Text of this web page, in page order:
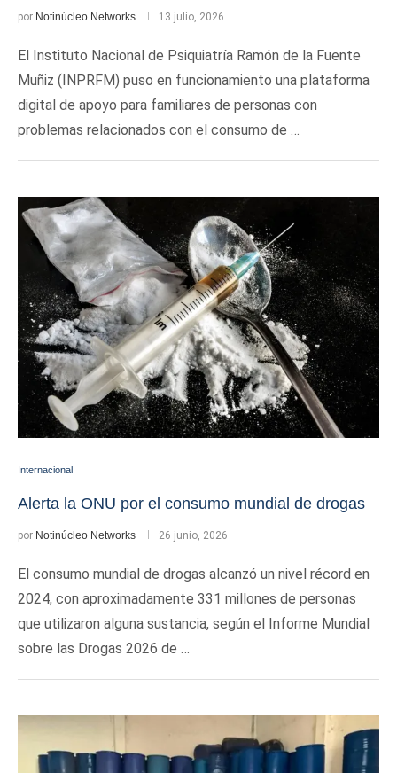
por Notinúcleo Networks 13 julio, 2026
El Instituto Nacional de Psiquiatría Ramón de la Fuente
Muñiz (INPRFM) puso en funcionamiento una plataforma
digital de apoyo para familiares de personas con
problemas relacionados con el consumo de …
Internacional
Alerta la ONU por el consumo mundial de drogas
por Notinúcleo Networks 26 junio, 2026
El consumo mundial de drogas alcanzó un nivel récord en
2024, con aproximadamente 331 millones de personas
que utilizaron alguna sustancia, según el Informe Mundial
sobre las Drogas 2026 de …